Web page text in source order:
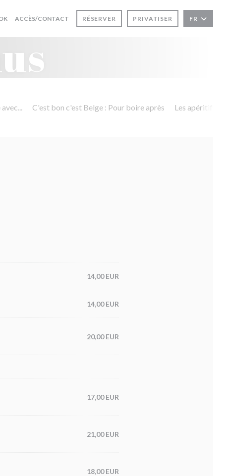
NOUVELLE FENÊTRE))
((OUVRE UNE NOUVELLE FENÊTRE))
ACCÈS/CONTACT RÉSERVER PRIVATISER FR
C'est bon c'est Belge : Pour boire après Les apéritifs
14,00 EUR
14,00 EUR
20,00 EUR
17,00 EUR
21,00 EUR
18,00 EUR